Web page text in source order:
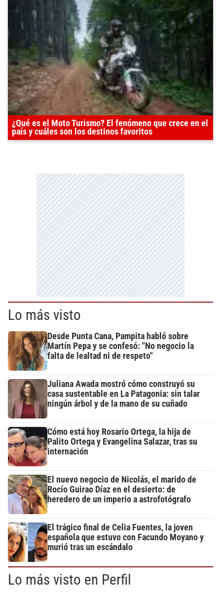
¿Qué es el Moto Turismo? El fenómeno que crece en el
país y cuáles son los destinos favoritos
Lo más visto
Desde Punta Cana, Pampita habló sobre
Martín Pepa y se confesó: "No negocio la
falta de lealtad ni de respeto"
Juliana Awada mostró cómo construyó su
casa sustentable en La Patagonia: sin talar
ningún árbol y de la mano de su cuñado
Cómo está hoy Rosario Ortega, la hija de
Palito Ortega y Evangelina Salazar, tras su
internación
El nuevo negocio de Nicolás, el marido de
Rocío Guirao Díaz en el desierto: de
heredero de un imperio a astrofotógrafo
El trágico final de Celia Fuentes, la joven
española que estuvo con Facundo Moyano y
murió tras un escándalo
Lo más visto en Perfil